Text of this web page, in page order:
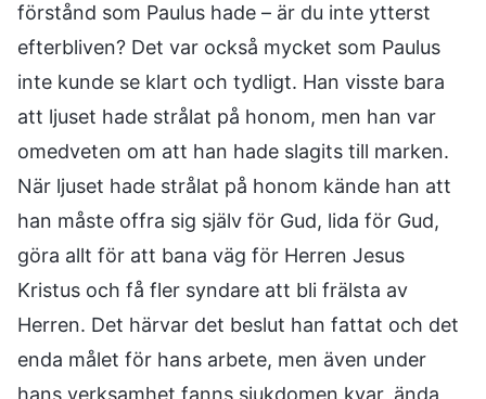
förstånd som Paulus hade – är du inte ytterst
efterbliven? Det var också mycket som Paulus
inte kunde se klart och tydligt. Han visste bara
att ljuset hade strålat på honom, men han var
omedveten om att han hade slagits till marken.
När ljuset hade strålat på honom kände han att
han måste offra sig själv för Gud, lida för Gud,
göra allt för att bana väg för Herren Jesus
Kristus och få fler syndare att bli frälsta av
Herren. Det härvar det beslut han fattat och det
enda målet för hans arbete, men även under
hans verksamhet fanns sjukdomen kvar, ända